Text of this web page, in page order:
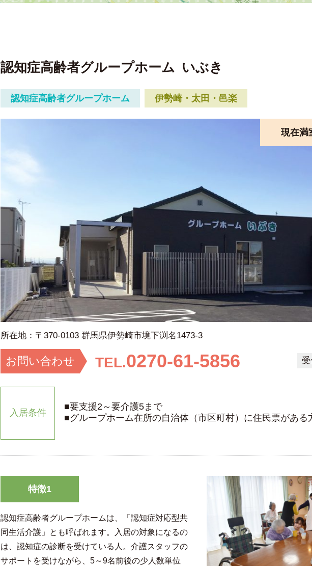
認知症高齢者グループホーム いぶき
認知症高齢者グループホーム 伊勢崎・太田・邑楽
所在地： 〒370-0103 群馬県伊勢崎市境下渕名1473-3
現在
お問い合わせ TEL.0270-61-5856
入居条件
■要支援2～要介護5まで
■グループホーム在所の自治体（市区町村）に住民票がある
特徴1
認知症高齢者グループホームは、「認知症対応型共
同生活介護」とも呼ばれます。入居の対象になるの
は、認知症の診断を受けている人。介護スタッフの
サポートを受けながら、5～9名前後の少人数単位